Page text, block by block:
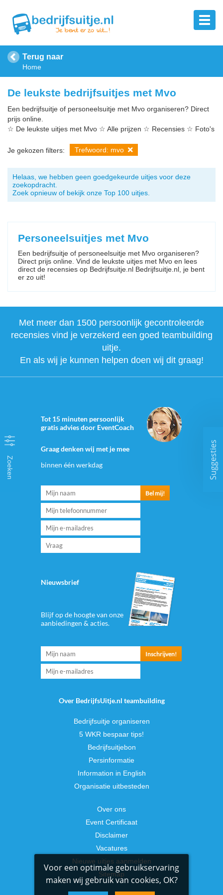
Terug naar
Home
Zoeken
De leukste bedrijfsuitjes met Mvo
Een bedrijfsuitje of personeelsuitje met Mvo organiseren? Direct
prijs online.
☆ De leukste uitjes met Mvo ☆ Alle prijzen ☆ Recensies ☆ Foto's
Je gekozen filters: Trefwoord: mvo
Helaas, we hebben geen goedgekeurde uitjes voor deze
zoekopdracht.
Zoek opnieuw of bekijk onze Top 100 uitjes.
Personeelsuitjes met Mvo
Een bedrijfsuitje of personeelsuitje met Mvo organiseren?
Direct prijs online. Vind de leukste uitjes met Mvo en lees
direct de recensies op Bedrijfsuitje.nl Bedrijfsuitje.nl, je bent
er zo uit!
Met meer dan 1500 persoonlijk gecontroleerde
recensies vind je verzekerd een goed teambuilding
uitje.
En als wij je kunnen helpen doen wij dit graag!
Tot 15 minuten persoonlijk
gratis advies door EventCoach
Graag denken wij met je mee
binnen één werkdag
Nieuwsbrief
Blijf op de hoogte van onze
aanbiedingen & acties.
Over BedrijfsUitje.nl teambuilding
Bedrijfsuitje organiseren
5 WKR bespaar tips!
Bedrijfsuitjebon
Persinformatie
Information in English
Organisatie uitbesteden
Over ons
Event Certificaat
Disclaimer
Vacatures
Nieuwe uitjes aanmelden
Sitemap
Voor een optimale gebruikservaring
maken wij gebruik van cookies, OK?
Suggesties